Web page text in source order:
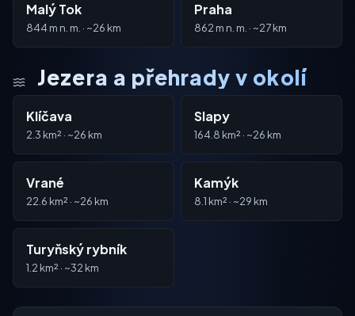
Malý Tok
844 m n. m. · ~26 km
Praha
862 m n. m. · ~27 km
Jezera a přehrady v okolí
Klíčava
2.3 km² · ~26 km
Slapy
164.8 km² · ~26 km
Vrané
22.6 km² · ~26 km
Kamýk
8.1 km² · ~29 km
Turyňský rybník
1.2 km² · ~32 km